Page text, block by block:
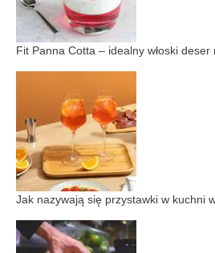
Fit Panna Cotta – idealny włoski deser
Jak nazywają się przystawki w kuchni